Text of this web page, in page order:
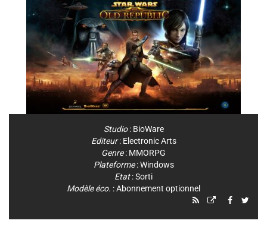
Studio: BioWare
Editeur: Electronic Arts
Genre: MMORPG
Plateforme:Windows
Etat: Sorti
Modèle éco. : Abonnement optionnel